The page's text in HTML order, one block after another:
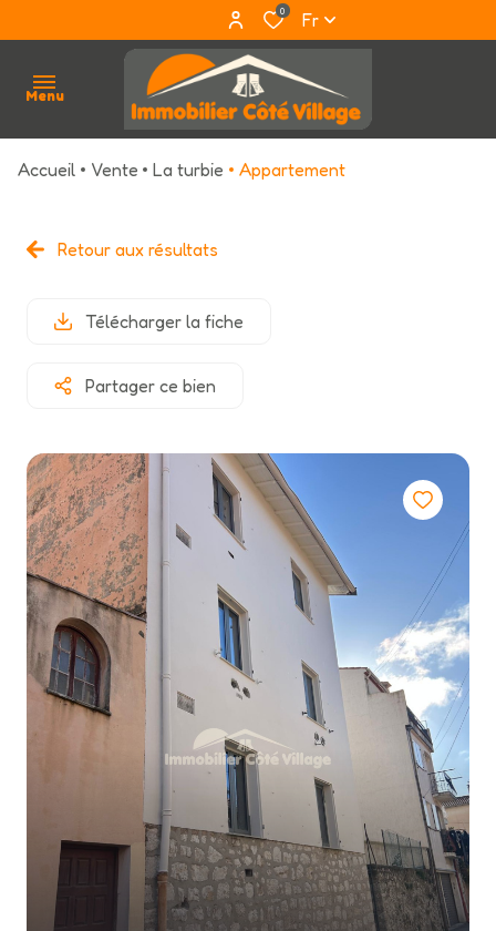
0 Fr
Menu
qui
louer
estimation
avis
actualités
contact
Accueil Vente La turbie Appartement
Retour aux résultats
Télécharger la fiche
Partager ce bien